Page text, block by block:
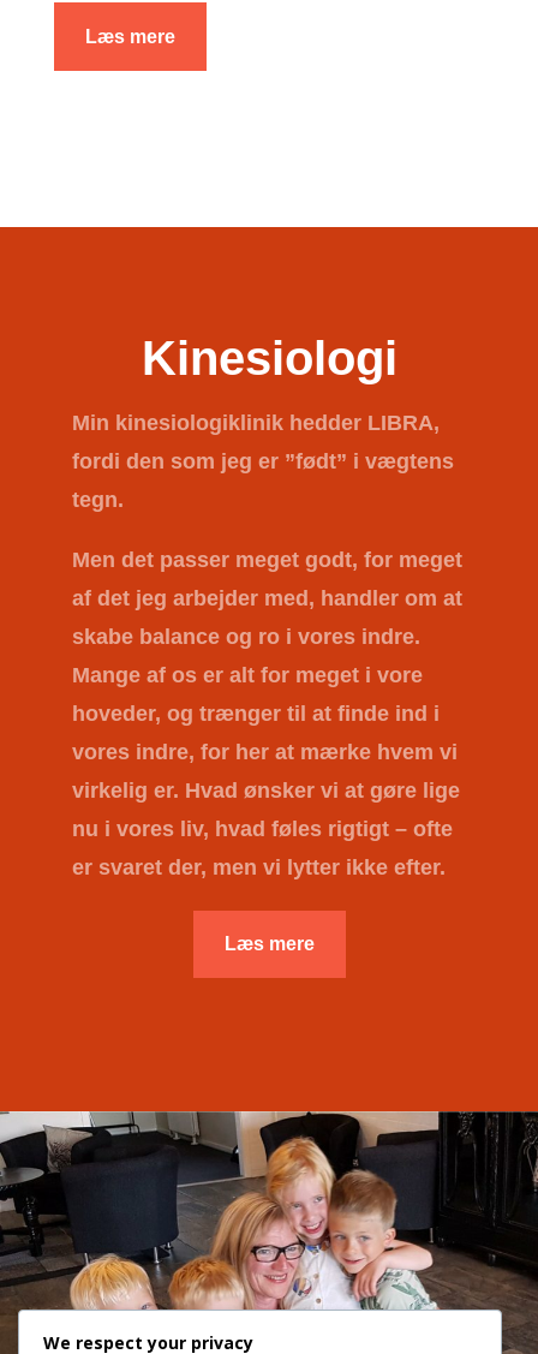
Læs mere
Kinesiologi
Min kinesiologiklinik hedder LIBRA,
fordi den som jeg er ”født” i vægtens
tegn.
Men det passer meget godt, for meget
af det jeg arbejder med, handler om at
skabe balance og ro i vores indre.
Mange af os er alt for meget i vore
hoveder, og trænger til at finde ind i
vores indre, for her at mærke hvem vi
virkelig er. Hvad ønsker vi at gøre lige
nu i vores liv, hvad føles rigtigt – ofte
er svaret der, men vi lytter ikke efter.
Læs mere
We respect your privacy